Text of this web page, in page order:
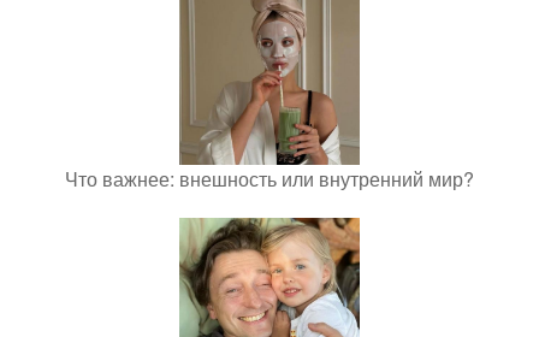
Что важнее: внешность или внутренний мир?